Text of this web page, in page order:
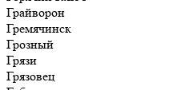
Грайворон
Гремячинск
Грозный
Грязи
Грязовец